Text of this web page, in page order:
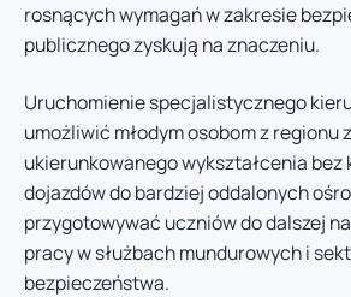
rosnących wymagań w zakresie
publicznego zyskują na znaczeniu.
Uruchomienie specjalistycznego
umożliwić młodym osobom z regionu
ukierunkowanego wykształcenia bez
dojazdów do bardziej oddalonych
przygotowywać uczniów do dalszej
pracy w służbach mundurowych i
bezpieczeństwa.